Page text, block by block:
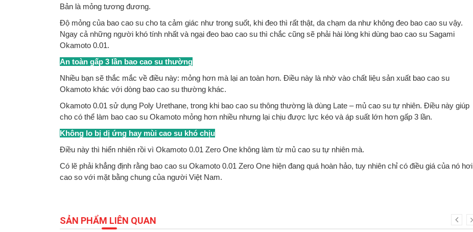
Bản là mỏng tương đương.
Độ mỏng của bao cao su cho ta cảm giác như trong suốt, khi đeo thì rất thật, da chạm da như không đeo bao cao su vậy.
Ngay cả những người khó tính nhất và ngại đeo bao cao su thì chắc cũng sẽ phải hài lòng khi dùng bao cao su Sagami
Okamoto 0.01.
An toàn gấp 3 lần bao cao su thường
Nhiều bạn sẽ thắc mắc về điều này: mỏng hơn mà lại an toàn hơn. Điều này là nhờ vào chất liệu sản xuất bao cao su
Okamoto khác với dòng bao cao su thường khác.
Okamoto 0.01 sử dụng Poly Urethane, trong khi bao cao su thông thường là dùng Late – mủ cao su tự nhiên. Điều này giúp
cho có thể làm bao cao su Okamoto mỏng hơn nhiều nhưng lại chịu được lực kéo và áp suất lớn hơn gấp 3 lần.
Không lo bị dị ứng hay mùi cao su khó chịu
Điều này thì hiển nhiên rồi vì Okamoto 0.01 Zero One không làm từ mủ cao su tự nhiên mà.
Có lẽ phải khẳng định rằng bao cao su Okamoto 0.01 Zero One hiện đang quá hoàn hảo, tuy nhiên chỉ có điều giá của nó hơi
cao so với mặt bằng chung của người Việt Nam.
SẢN PHẨM LIÊN QUAN